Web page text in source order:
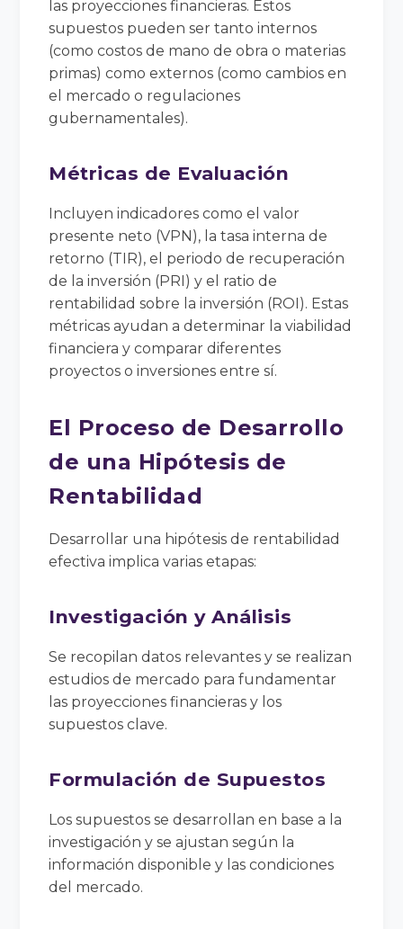
las proyecciones financieras. Estos
supuestos pueden ser tanto internos
(como costos de mano de obra o materias
primas) como externos (como cambios en
el mercado o regulaciones
gubernamentales).
Métricas de Evaluación
Incluyen indicadores como el valor
presente neto (VPN), la tasa interna de
retorno (TIR), el periodo de recuperación
de la inversión (PRI) y el ratio de
rentabilidad sobre la inversión (ROI). Estas
métricas ayudan a determinar la viabilidad
financiera y comparar diferentes
proyectos o inversiones entre sí.
El Proceso de Desarrollo
de una Hipótesis de
Rentabilidad
Desarrollar una hipótesis de rentabilidad
efectiva implica varias etapas:
Investigación y Análisis
Se recopilan datos relevantes y se realizan
estudios de mercado para fundamentar
las proyecciones financieras y los
supuestos clave.
Formulación de Supuestos
Los supuestos se desarrollan en base a la
investigación y se ajustan según la
información disponible y las condiciones
del mercado.